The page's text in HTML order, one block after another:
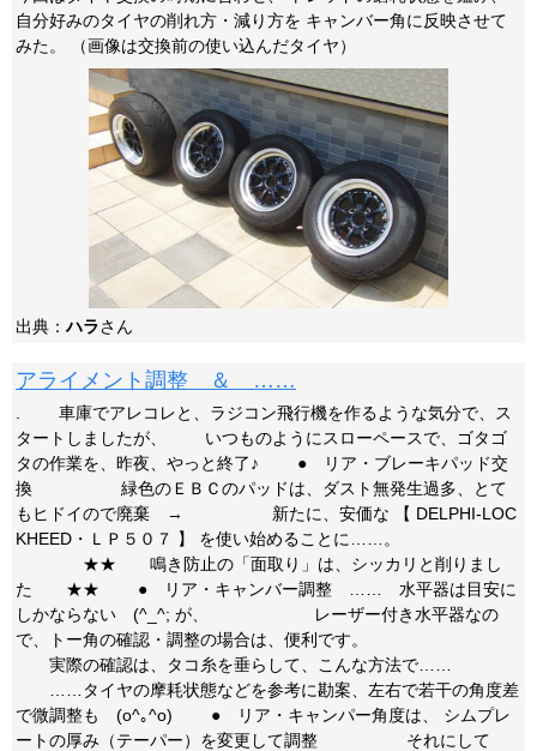
自分好みのタイヤの削れ方・減り方を キャンバー角に反映させて
みた。 （画像は交換前の使い込んだタイヤ）
出典：ハラさん
アライメント調整 ＆ ……
. 車庫でアレコレと、ラジコン飛行機を作るような気分で、ス
タートしましたが、 いつものようにスローペースで、ゴタゴ
タの作業を、昨夜、やっと終了♪ ● リア・ブレーキパッド交
換 緑色のＥＢＣのパッドは、ダスト無発生過多、とて
もヒドイので廃棄 → 新たに、安価な 【 DELPHI-LOC
KHEED・ＬＰ５０７ 】 を使い始めることに……。
★★ 鳴き防止の「面取り」は、シッカリと削りまし
た ★★ ● リア・キャンバー調整 …… 水平器は目安に
しかならない (^_^; が、 レーザー付き水平器なの
で、トー角の確認・調整の場合は、便利です。
実際の確認は、タコ糸を垂らして、こんな方法で……
……タイヤの摩耗状態などを参考に勘案、左右で若干の角度差
で微調整も (o^｡^o) ● リア・キャンパー角度は、 シムプレ
ートの厚み（テーパー）を変更して調整 それにして